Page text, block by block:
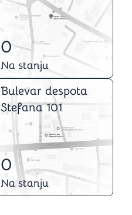
0
Na stanju
Bulevar despota
Stefana 101
0
Na stanju